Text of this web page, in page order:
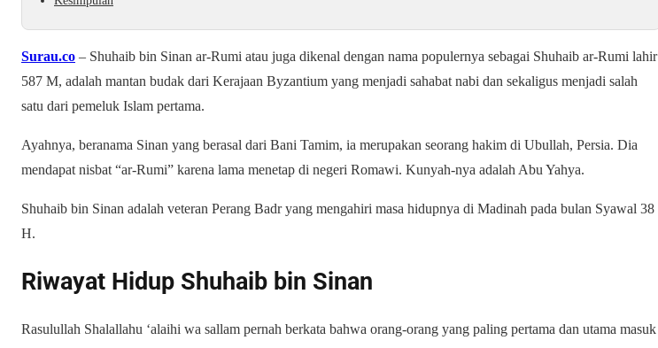
Surau.co – Shuhaib bin Sinan ar-Rumi atau juga dikenal dengan nama populernya sebagai Shuhaib ar-Rumi lahir
587 M, adalah mantan budak dari Kerajaan Byzantium yang menjadi sahabat nabi dan sekaligus menjadi salah
satu dari pemeluk Islam pertama.
Ayahnya, beranama Sinan yang berasal dari Bani Tamim, ia merupakan seorang hakim di Ubullah, Persia. Dia
mendapat nisbat “ar-Rumi” karena lama menetap di negeri Romawi. Kunyah-nya adalah Abu Yahya.
Shuhaib bin Sinan adalah veteran Perang Badr yang mengahiri masa hidupnya di Madinah pada bulan Syawal 38
H.
Riwayat Hidup Shuhaib bin Sinan
Rasulullah Shalallahu ‘alaihi wa sallam pernah berkata bahwa orang-orang yang paling pertama dan utama masuk